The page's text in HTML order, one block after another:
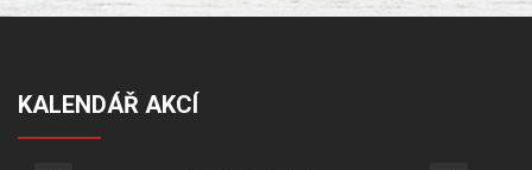
KALENDÁŘ AKCÍ